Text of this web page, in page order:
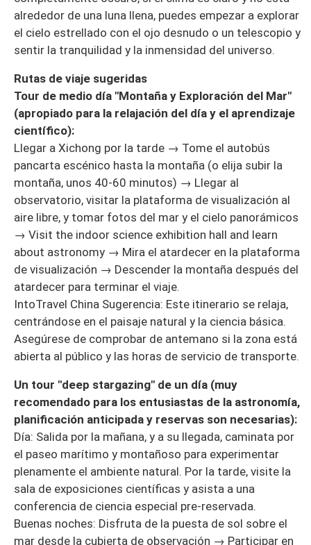
alrededor de una luna llena, puedes empezar a explorar
el cielo estrellado con el ojo desnudo o un telescopio y
sentir la tranquilidad y la inmensidad del universo.
Rutas de viaje sugeridas
Tour de medio día "Montaña y Exploración del Mar"
(apropiado para la relajación del día y el aprendizaje
científico):
Llegar a Xichong por la tarde → Tome el autobús
pancarta escénico hasta la montaña (o elija subir la
montaña, unos 40-60 minutos) → Llegar al
observatorio, visitar la plataforma de visualización al
aire libre, y tomar fotos del mar y el cielo panorámicos
→ Visit the indoor science exhibition hall and learn
about astronomy → Mira el atardecer en la plataforma
de visualización → Descender la montaña después del
atardecer para terminar el viaje.
IntoTravel China Sugerencia: Este itinerario se relaja,
centrándose en el paisaje natural y la ciencia básica.
Asegúrese de comprobar de antemano si la zona está
abierta al público y las horas de servicio de transporte.
Un tour "deep stargazing" de un día (muy
recomendado para los entusiastas de la astronomía,
planificación anticipada y reservas son necesarias):
Día: Salida por la mañana, y a su llegada, caminata por
el paseo marítimo y montañoso para experimentar
plenamente el ambiente natural. Por la tarde, visite la
sala de exposiciones científicas y asista a una
conferencia de ciencia especial pre-reservada.
Buenas noches: Disfruta de la puesta de sol sobre el
mar desde la cubierta de observación → Participar en